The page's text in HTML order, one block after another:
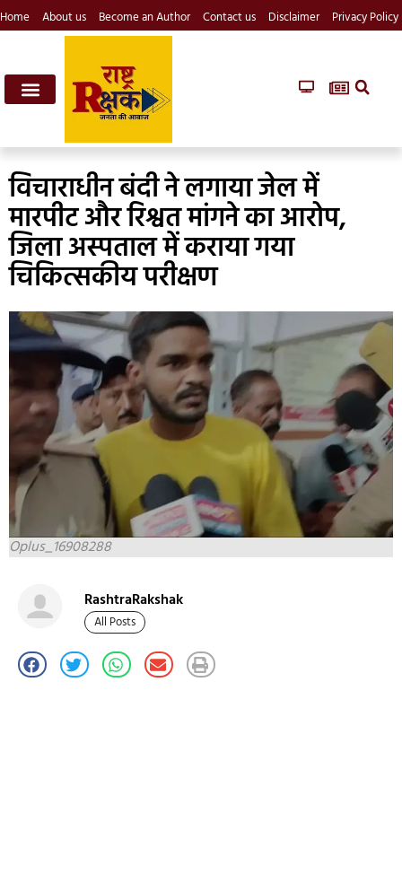
Home About us Become an Author Contact us Disclaimer Privacy Policy
विचाराधीन बंदी ने लगाया जेल में
मारपीट और रिश्वत मांगने का आरोप,
जिला अस्पताल में कराया गया
चिकित्सकीय परीक्षण
Oplus_16908288
RashtraRakshak
All Posts